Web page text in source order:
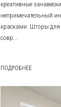
креативные
непримечательный
красками. Шторы
совр...
ПОДРОБНЕЕ